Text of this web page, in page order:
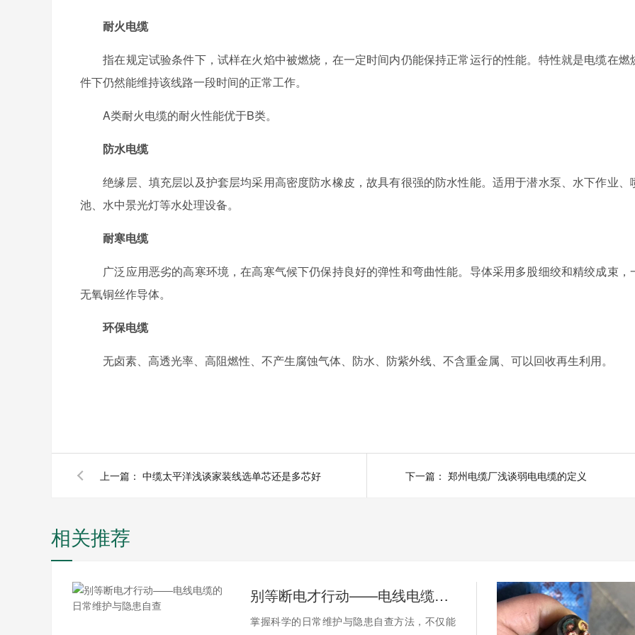
耐火电缆
指在规定试验条件下，试样在火焰中被燃烧，在一定时间内仍能保持正常运行的性能。特性就是电缆在燃
件下仍然能维持该线路一段时间的正常工作。
A类耐火电缆的耐火性能优于B类。
防水电缆
绝缘层、填充层以及护套层均采用高密度防水橡皮，故具有很强的防水性能。适用于潜水泵、水下作业、
池、水中景光灯等水处理设备。
耐寒电缆
广泛应用恶劣的高寒环境，在高寒气候下仍保持良好的弹性和弯曲性能。导体采用多股细绞和精绞成束，
无氧铜丝作导体。
环保电缆
无卤素、高透光率、高阻燃性、不产生腐蚀气体、防水、防紫外线、不含重金属、可以回收再生利用。
上一篇： 中缆太平洋浅谈家装线选单芯还是多芯好 下一篇： 郑州电缆厂浅谈弱电电缆的定义
相关推荐
别等断电才行动——电线电缆的日常维护与隐患自查
掌握科学的日常维护与隐患自查方法，不仅能